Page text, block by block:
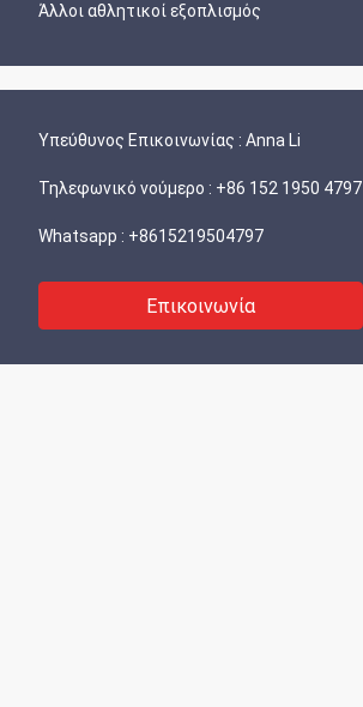
Άλλοι αθλητικοί εξοπλισμός
Υπεύθυνος Επικοινωνίας : Anna Li
Τηλεφωνικό νούμερο : +86 152 1950 4797
Whatsapp : +8615219504797
Επικοινωνία